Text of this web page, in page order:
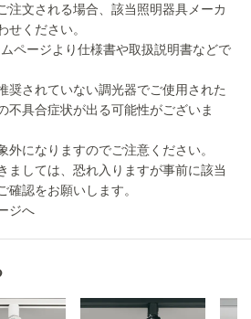
注文される場合、該当照明器具メーカ
せください。
ページより仕様書や取扱説明書などで
奨されていない調光器でご使用された
不具合症状が出る可能性がございま
外になりますのでご注意ください。
ましては、恐れ入りますが事前に該当
確認をお願いします。
ジへ